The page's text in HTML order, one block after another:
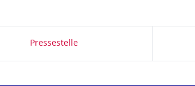
Pressestelle